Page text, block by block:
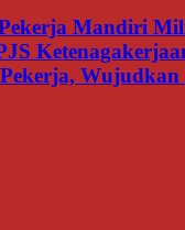
Mandiri
Wujudkan